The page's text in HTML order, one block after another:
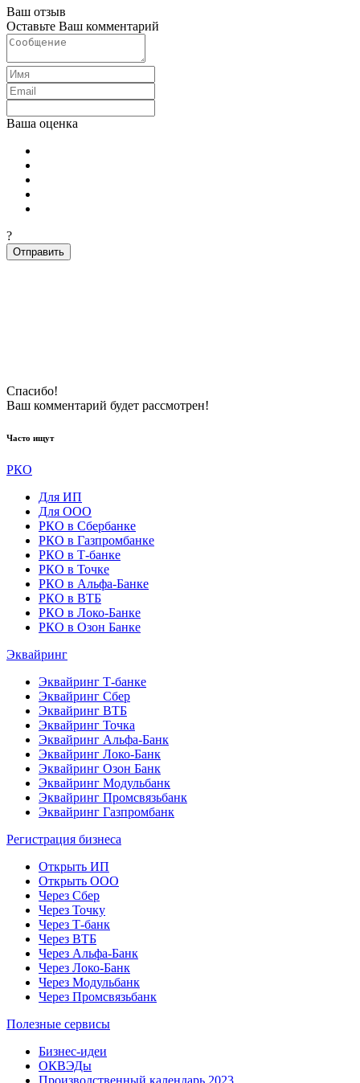
Ваш отзыв
Оставьте Ваш комментарий
Ваша оценка
?
Отправить
Спасибо!
Ваш комментарий будeт рассмотрен!
Часто ищут
РКО
Для ИП
Для ООО
РКО в Сбербанке
РКО в Газпромбанке
РКО в Т-банке
РКО в Точке
РКО в Альфа-Банке
РКО в ВТБ
РКО в Локо-Банке
РКО в Озон Банке
Эквайринг
Эквайринг Т-банке
Эквайринг Сбер
Эквайринг ВТБ
Эквайринг Точка
Эквайринг Альфа-Банк
Эквайринг Локо-Банк
Эквайринг Озон Банк
Эквайринг Модульбанк
Эквайринг Промсвязьбанк
Эквайринг Газпромбанк
Регистрация бизнеса
Открыть ИП
Открыть ООО
Через Сбер
Через Точку
Через Т-банк
Через ВТБ
Через Альфа-Банк
Через Локо-Банк
Через Модульбанк
Через Промсвязьбанк
Полезные сервисы
Бизнес-идеи
ОКВЭДы
Производственный календарь 2023